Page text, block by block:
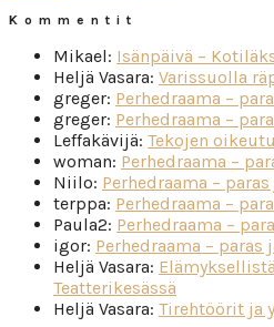
Kommentit
Mikael: Isänpäivä –
Heljä Vasara: Varissuolla
greger: Perhedraama –
greger: Perhedraama –
Leffakävijä: Tekojen
woman: Perhedraama –
Niilo: Perhedraama –
terppa: Perhedraama –
Paula2: Perhedraama –
igor: Perhedraama – paras
Heljä Vasara:
Teatterikesässä
Heljä Vasara: Tirehtöörit ja